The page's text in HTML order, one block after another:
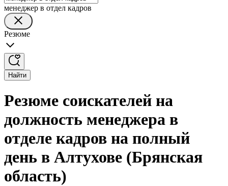
менеджер в отдел кадров
Резюме
Найти
Резюме соискателей на
должность менеджера в
отделе кадров на полный
день в Алтухове (Брянская
область)